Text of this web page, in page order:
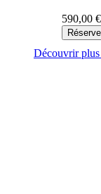
590,00 €
Découvrir plus